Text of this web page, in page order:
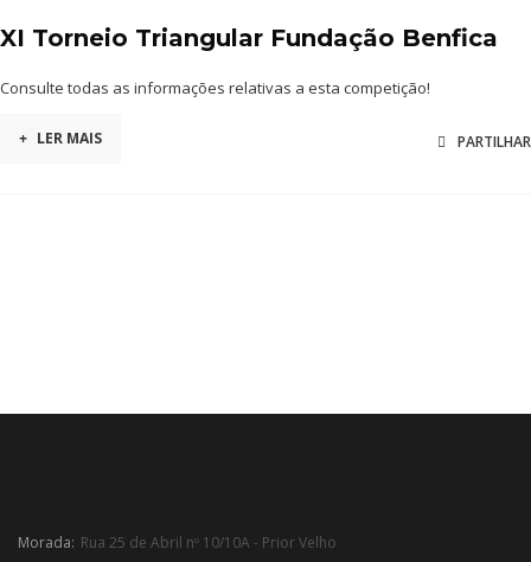
XI Torneio Triangular Fundação Benfica
Consulte todas as informações relativas a esta competição!
+ LER MAIS PARTILHAR
Morada: Rua 25 de Abril nº 10/10A - Prior Velho